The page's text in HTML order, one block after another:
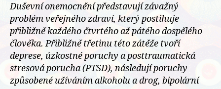
Duševní onemocnění představují závažný
problém veřejného zdraví, který postihuje
přibližně každého čtvrtého až pátého dospělého
člověka. Přibližně třetinu této zátěže tvoří
deprese, úzkostné poruchy a posttraumatická
stresová porucha (PTSD), následují poruchy
způsobené užíváním alkoholu a drog, bipolární